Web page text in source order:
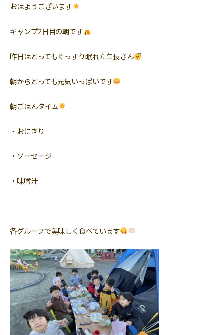
おはようございます
キャンプ2日目の朝です
昨日はとってもぐっすり眠れた年長さん
朝からとっても元気いっぱいです
朝ごはんタイム
・おにぎり
・ソーセージ
・味噌汁
各グループで美味しく食べています